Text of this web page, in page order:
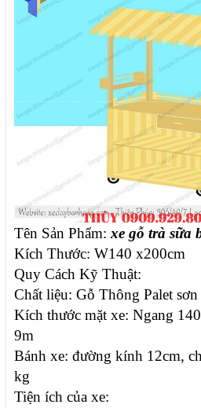
Tên Sản Phẩm:xe gỗ trà sữa
Kích Thước: W140 x200cm
Quy Cách Kỹ Thuật:
Chất liệu: Gỗ Thông Palet
Kích thước mặt xe: Ngang
9m
Bánh xe: đường kính 12cm,
kg
Tiện ích của xe: